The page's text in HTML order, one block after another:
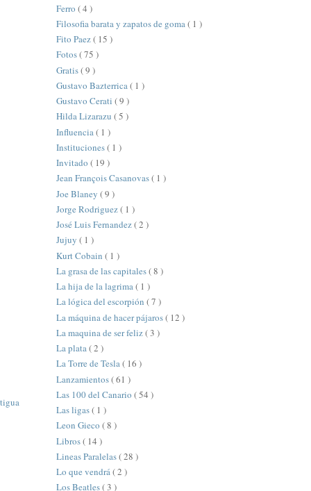
Ferro ( 4 )
Filosofia barata y zapatos de goma( 1 )
Fito Paez( 15 )
Fotos( 75 )
Gratis( 9 )
Gustavo Bazterrica( 1 )
Gustavo Cerati ( 9 )
Hilda Lizarazu ( 5 )
Influencia ( 1 )
Instituciones( 1 )
Invitado ( 19 )
Jean François Casanovas( 1 )
Joe Blaney ( 9 )
Jorge Rodriguez( 1 )
José Luis Fernandez( 2 )
Jujuy ( 1 )
Kurt Cobain ( 1 )
La grasa de las capitales( 8 )
La hija de la lagrima( 1 )
La lógica del escorpión ( 7 )
La máquina de hacer pájaros( 12 )
La maquina de ser feliz( 3 )
La plata( 2 )
La Torre de Tesla( 16 )
Lanzamientos( 61 )
Las 100 del Canario ( 54 )
Las ligas( 1 )
Leon Gieco ( 8 )
Libros( 14 )
Lineas Paralelas( 28 )
Lo que vendrá( 2 )
Los Beatles( 3 )